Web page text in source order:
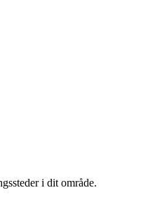
i dit område.